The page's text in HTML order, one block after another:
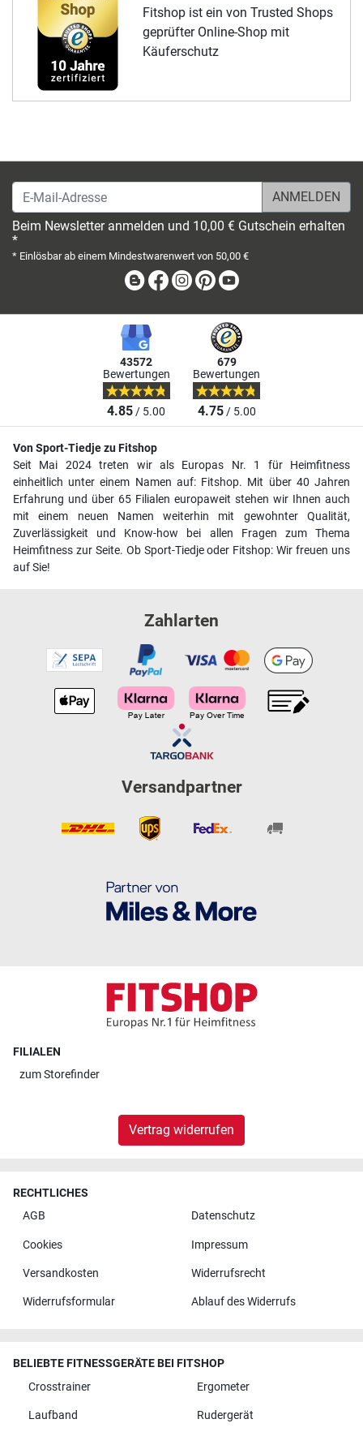
Fitshop ist ein von Trusted Shops
geprüfter Online-Shop mit
Käuferschutz
E-Mail-Adresse
Beim Newsletter anmelden und 10,00 € Gutschein erhalten
*
* Einlösbar ab einem Mindestwarenwert von 50,00 €
BlogFacebook
Instagram
Pinterest
43572
Bewertungen
4.85/ 5.00
679
Bewertungen
4.75/ 5.00
Von Sport-Tiedje zu Fitshop
Seit Mai 2024 treten wir als Europas Nr. 1 für Heimfitness
einheitlich unter einem Namen auf: Fitshop. Mit über 40 Jahren
Erfahrung und über 65 Filialen europaweit stehen wir Ihnen auch
mit einem neuen Namen weiterhin mit gewohnter Qualität,
Zuverlässigkeit und Know-how bei allen Fragen zum Thema
Heimfitness zur Seite. Ob Sport-Tiedje oder Fitshop: Wir freuen uns
auf Sie!
Zahlarten
Versandpartner
FILIALEN
zumStorefinder
Vertrag widerrufen
RECHTLICHES
AGB
Datenschutz
Cookies Impressum
Versandkosten Widerrufsrecht
Widerrufsformular Ablauf des Widerrufs
BELIEBTE FITNESSGERÄTE BEI FITSHOP
Crosstrainer
Ergometer
Laufband Rudergerät